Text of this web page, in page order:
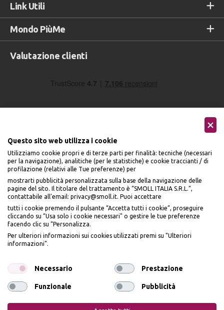
Link Utili
Mondo PiùMe
Valutazione clienti
Accettiamo
Seguici sui social
Privacy Policy Cookie Policy
Questo sito web utilizza i cookie
Utilizziamo cookie propri e di terze parti per finalità: tecniche (necessari
per la navigazione), analitiche (per le statistiche) e cookie traccianti / di
profilazione (relativi alle Tue preferenze) per
mostrarti pubblicità personalizzata sulla base della navigazione delle
pagine del sito. Il titolare del trattamento è “SMOLL ITALIA S.R.L.”,
contattabile all'email: privacy@smoll.it. Puoi accettare
tutti i cookie premendo il pulsante “Accetta tutti i cookie”, proseguire
cliccando su “Usa solo i cookie necessari" o gestire le tue preferenze
facendo clic su “Personalizza.
Per ulteriori informazioni sui cookies utilizzati premi su "Ulteriori
informazioni".
Necessario Prestazione
Funzionale Pubblicità
BENVENUTO DA
PIÙME
IL10% DI SCONTO
dell’art. 13 del Reg UE 2016/679 e presto il mio consenso a ricevere email
promozionali. In qualsiasi momento è possibile revocare il consenso